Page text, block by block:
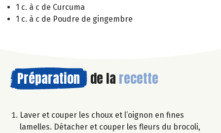
1 c. à c de Curcuma
1 c. à c de Poudre de gingembre
Préparation de la recette
Laver et couper les choux et l’oignon en fines
lamelles. Détacher et couper les fleurs du brocoli,